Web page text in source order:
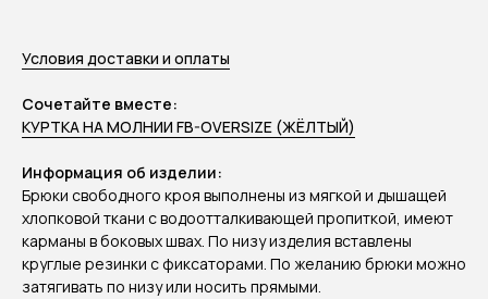
Условия доставки и оплаты
Сочетайте вместе:
КУРТКА НА МОЛНИИ FB-OVERSIZE (ЖЁЛТЫЙ)
Информация об изделии:
Брюки свободного кроя выполнены из мягкой и дышащей
хлопковой ткани с водоотталкивающей пропиткой, имеют
карманы в боковых швах. По низу изделия вставлены
круглые резинки с фиксаторами. По желанию брюки можно
затягивать по низу или носить прямыми.